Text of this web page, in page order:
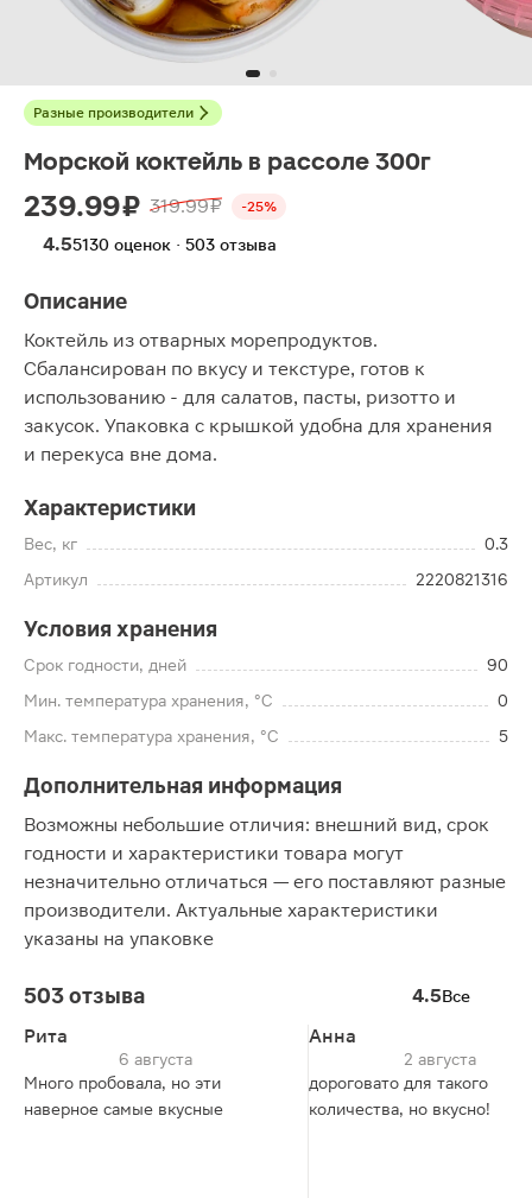
Разные производители
Морской коктейль в рассоле 300г
239.99 ₽ 319.99 ₽ -25%
4.55130 оценок · 503 отзыва
Описание
Коктейль из отварных морепродуктов.
Сбалансирован по вкусу и текстуре, готов к
использованию - для салатов, пасты, ризотто и
закусок. Упаковка с крышкой удобна для хранения
и перекуса вне дома.
Характеристики
Вес, кг
0.3
Артикул
2220821316
Условия хранения
Срок годности, дней
90
Мин. температура хранения, °C
0
Макс. температура хранения, °C
5
Дополнительная информация
Возможны небольшие отличия: внешний вид, срок
годности и характеристики товара могут
незначительно отличаться — его поставляют разные
производители. Актуальные характеристики
указаны на упаковке
503 отзыва 4.5Все
Рита
6 августа
Много пробовала, но эти
наверное самые вкусные
Анна
2 августа
дороговато для такого
количества, но вкусно!